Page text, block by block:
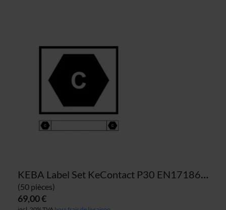
KEBA Label Set KeContact P30 EN17186 câble EU
(50 pièces)
69,00 €